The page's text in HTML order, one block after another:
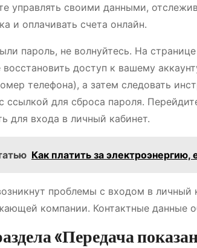
управлять своими данными,
и оплачивать счета онлайн.
пароль, не волнуйтесь. На
доступ к вашему
телефона), а затем следовать
ссылкой для сброса пароля.
для входа в личный кабинет.
Как платить за электроэнергию,
проблемы с входом в
компании. Контактные данные
«Передача